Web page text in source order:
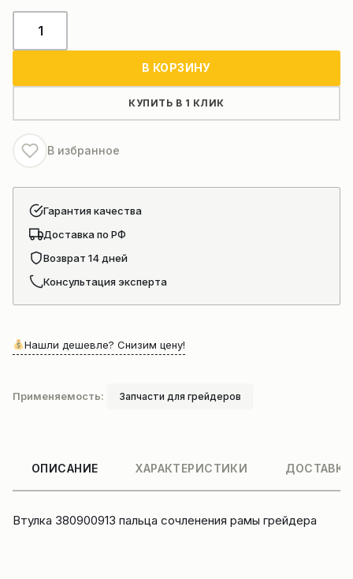
товара
сочленения
В КОРЗИНУ
КУПИТЬ В 1 КЛИК
В избранное
Гарантия качества
Доставка по РФ
Возврат 14 дней
Консультация эксперта
Нашли дешевле? Снизим цену!
Применяемость: Запчасти для грейдеров
ОПИСАНИЕ ХАРАКТЕРИСТИКИ
Втулка 380900913 пальца сочленения рамы грейдера